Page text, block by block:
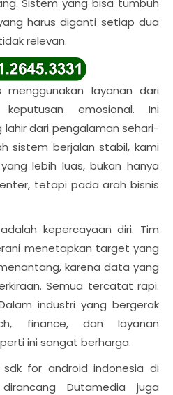
Sistem yang bisa tumbuh
harus diganti setiap dua
relevan.
layanan dari
emosional. Ini
lahir dari pengalaman sehari-
sistem berjalan stabil, kami
lebih luas, bukan hanya
tetapi pada arah bisnis
kepercayaan diri. Tim
menetapkan target yang
karena data yang
Semua tercatat rapi.
industri yang bergerak
finance, dan layanan
ini sangat berharga.
for android indonesia di
Dutamedia juga